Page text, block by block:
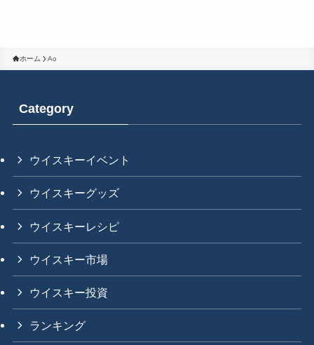
ホーム Ao
Category
ウイスキーイベント
ウイスキーグッズ
ウイスキーレシピ
ウイスキー市場
ウイスキー投資
ランキング